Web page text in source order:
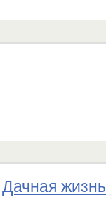
Дачная жизнь